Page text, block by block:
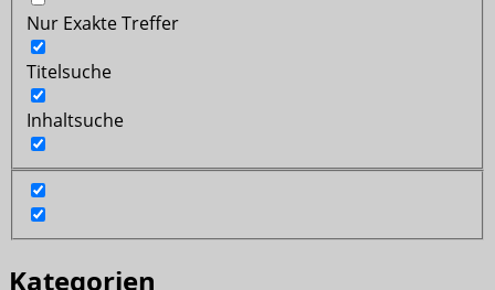
Nur Exakte Treffer
Titelsuche
Inhaltsuche
Kategorien